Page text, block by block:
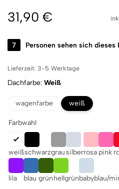
31,90 €
23 Personen sehen sich dieses
Lieferzeit: 3-5 Werktage
Dachfarbe Weiß
wagenfarbe weiß
Farbwahl
weißschwarzgrausilberrosa pink
lila blau grünhellgrünbabyblau/